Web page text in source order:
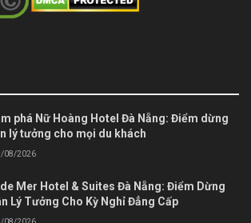
phá Nữ Hoàng Hotel Đà Nẵng: Điểm dừng
lý tưởng cho mọi du khách
08/2026
Mer Hotel & Suites Đà Nẵng: Điểm Dừng
Lý Tưởng Cho Kỳ Nghỉ Đẳng Cấp